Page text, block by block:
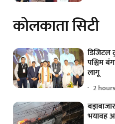
कोलकाता सिटी
डिजिटल
पश्चिम
लागू
2
भयावह